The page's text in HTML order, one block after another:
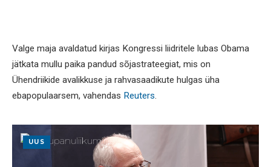
Valge maja avaldatud kirjas Kongressi liidritele lubas Obama
jätkata mullu paika pandud sõjastrateegiat, mis on
Ühendriikide avalikkuse ja rahvasaadikute hulgas üha
ebapopulaarsem, vahendas Reuters.
UUS